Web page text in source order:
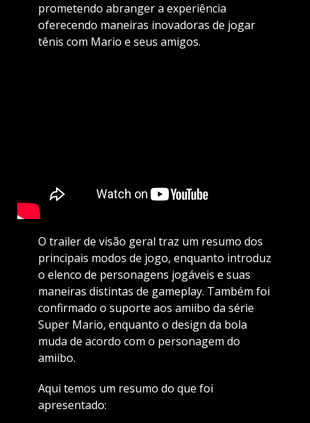
prometendo abranger a experiência
oferecendo maneiras inovadoras de jogar
tênis com Mario e seus amigos.
O trailer de visão geral traz um resumo dos
principais modos de jogo, enquanto introduz
o elenco de personagens jogáveis e suas
maneiras distintas de gameplay. Também foi
confirmado o suporte aos amiibo da série
Super Mario, enquanto o design da bola
muda de acordo com o personagem do
amiibo.
Aqui temos um resumo do que foi
apresentado: